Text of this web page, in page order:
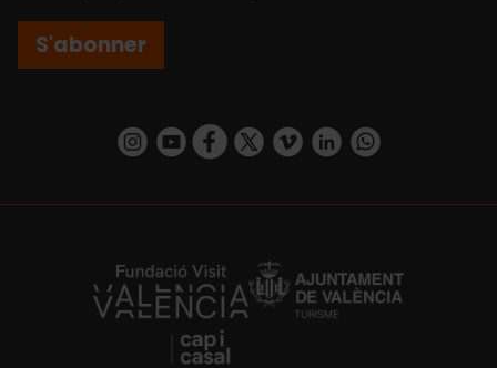
S'abonner
https://www.instagram.com/visit_valencia/
https://www.youtube.com/user/
https://www.facebook.com/
https://twitter.com/
https://vimeo.com/
https://www.linkedin.com/company/turismo-valencia/https://api.whatsapp.com/send/
https://fundacion.visitvalencia.com/